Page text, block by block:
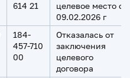
614 21
целевое место с
09.02.2026 г
184-
457-710
00
Отказалась от
заключения
целевого
договора